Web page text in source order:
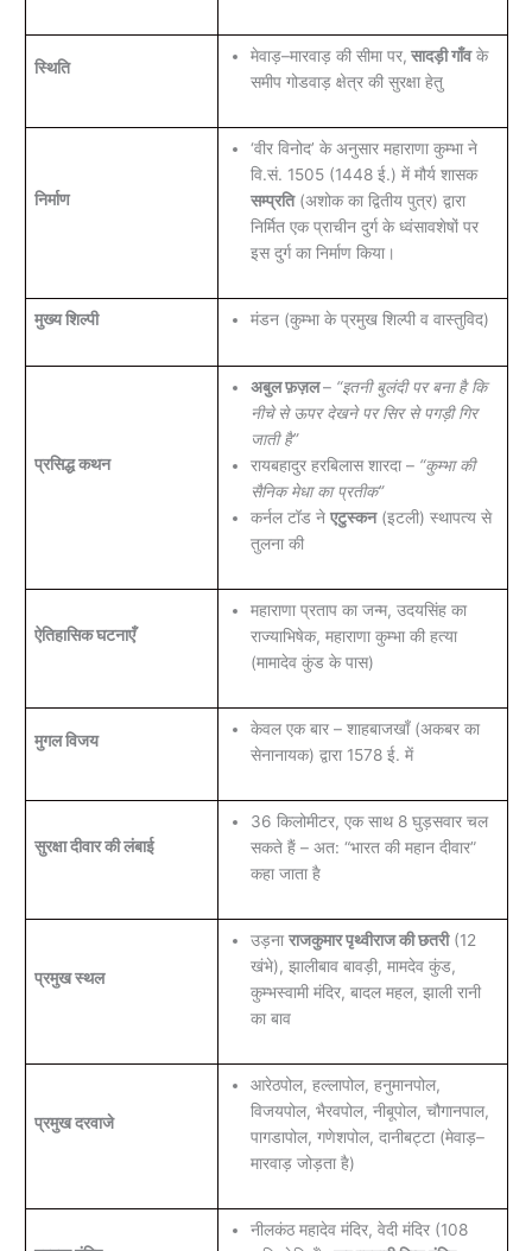
स्थिति
मेवाड़–मारवाड़ की सीमा पर, सादड़ी गाँवके
समीप गोडवाड़ क्षेत्र की सुरक्षा हेतु
निर्माण
‘वीर विनोद’ के अनुसार महाराणा कुम्भा ने
वि.सं. 1505 (1448 ई.) में मौर्य शासक
सम्प्रति(अशोक का द्वितीय पुत्र) द्वारा
निर्मित एक प्राचीन दुर्ग के ध्वंसावशेषों पर
इस दुर्ग का निर्माण किया।
मुख्य शिल्पी मंडन (कुम्भा के प्रमुख शिल्पी व वास्तुविद)
प्रसिद्ध कथन
अबुल फ़ज़ल– “इतनी बुलंदी पर बना है कि
नीचे से ऊपर देखने पर सिर से पगड़ी गिर
जाती है”
रायबहादुर हरबिलास शारदा – “कुम्भा की
सैनिक मेधा का प्रतीक”
कर्नल टॉड ने एटुस्कन(इटली) स्थापत्य से
तुलना की
ऐतिहासिक घटनाएँ
महाराणा प्रताप का जन्म, उदयसिंह का
राज्याभिषेक, महाराणा कुम्भा की हत्या
(मामादेव कुंड के पास)
मुगल विजय
केवल एक बार – शाहबाजखाँ (अकबर का
सेनानायक) द्वारा 1578 ई. में
सुरक्षा दीवार की लंबाई
36 किलोमीटर, एक साथ 8 घुड़सवार चल
सकते हैं – अत: “भारत की महान दीवार”
कहा जाता है
प्रमुख स्थल
उड़ना राजकुमार पृथ्वीराज की छतरी(12
खंभे), झालीबाव बावड़ी, मामदेव कुंड,
कुम्भस्वामी मंदिर, बादल महल, झाली रानी
का बाव
प्रमुख दरवाजे
आरेठपोल, हल्लापोल, हनुमानपोल,
विजयपोल, भैरवपोल, नीबूपोल, चौगानपाल,
पागडापोल, गणेशपोल, दानीबट्टा (मेवाड़–
मारवाड़ जोड़ता है)
नीलकंठ महादेव मंदिर, वेदी मंदिर (108